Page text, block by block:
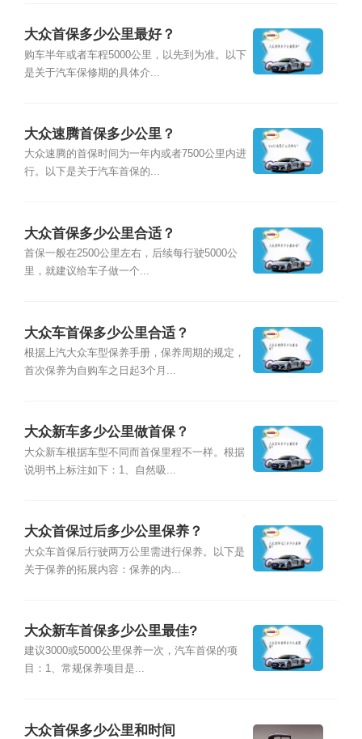
大众首保多少公里最好？
购车半年或者车程5000公里，以先到为准。以下
是关于汽车保修期的具体介...
大众速腾首保多少公里？
大众速腾的首保时间为一年内或者7500公里内进
行。以下是关于汽车首保的...
大众首保多少公里合适？
首保一般在2500公里左右，后续每行驶5000公
里，就建议给车子做一个...
大众车首保多少公里合适？
根据上汽大众车型保养手册，保养周期的规定，
首次保养为自购车之日起3个月...
大众新车多少公里做首保？
大众新车根据车型不同而首保里程不一样。根据
说明书上标注如下：1、自然吸...
大众首保过后多少公里保养？
大众车首保后行驶两万公里需进行保养。以下是
关于保养的拓展内容：保养的内...
大众新车首保多少公里最佳?
建议3000或5000公里保养一次，汽车首保的项
目：1、常规保养项目是...
大众首保多少公里和时间